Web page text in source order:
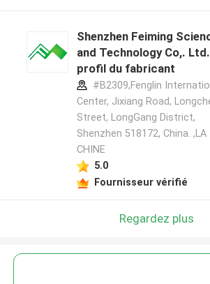
Shenzhen Feiming
and Technology Co,. Ltd.
profil du fabricant
#B2309,Fenglin
Center, Jixiang Road,
Street, LongGang District,
Shenzhen 518172, China. ,LA
CHINE
5.0
Fournisseur vérifié
Regardez plus